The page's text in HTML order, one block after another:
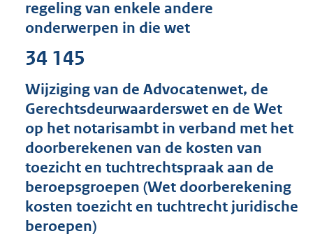
t
e
:
b
regeling van enkele andere
onderwerpen in die wet
34 145
Wijziging van de Advocatenwet, de
Gerechtsdeurwaarderswet en de Wet
op het notarisambt in verband met het
doorberekenen van de kosten van
toezicht en tuchtrechtspraak aan de
beroepsgroepen (Wet doorberekening
kosten toezicht en tuchtrecht juridische
beroepen)